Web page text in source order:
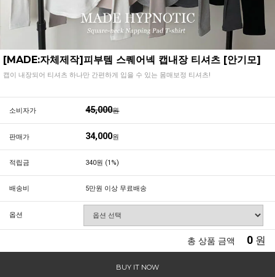
[MADE:자체제작]피부템 스퀘어넥 캡내장 티셔츠 [안기모]
캡이 내장되어 티셔츠 하나만 간편하게 입을 수 있는 몸매보정 티셔츠!
소비자가 45,000원
판매가 34,000원
적립금 340원 (1%)
배송비 5만원 이상 무료배송
옵션
총 상품 금액 0 원
BUY IT NOW